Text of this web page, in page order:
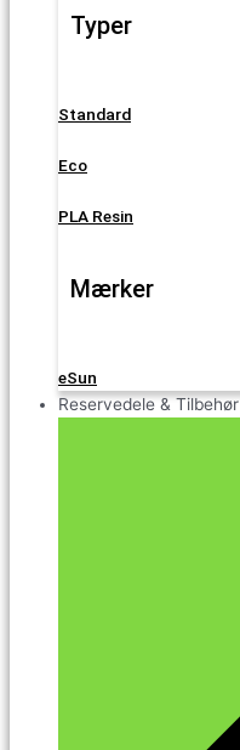
Typer
Standard
Eco
PLA Resin
Mærker
eSun
Reservedele & Tilbehør